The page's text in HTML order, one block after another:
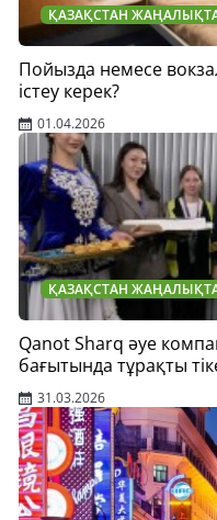
ҚАЗАҚСТАН
Пойызда немесе
істеу керек?
01.04.2026
ҚАЗАҚСТАН
Qanot Sharq әуе
бағытында тұрақты
31.03.2026